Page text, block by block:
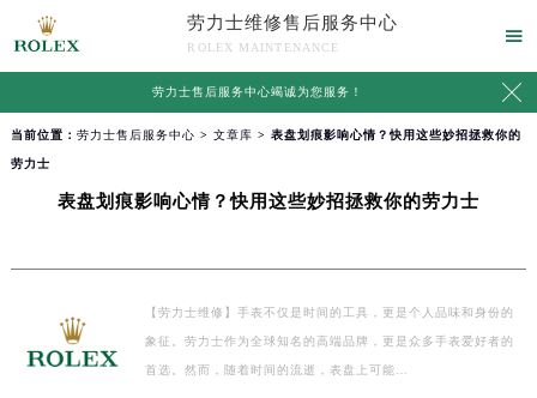
劳力士维修售后服务中心
ROLEX MAINTENANCE

劳力士售后服务中心竭诚为您服务！ 
当前位置： 劳力士售后服务中心 > 文章库 > 表盘划痕影响心情？快用这些妙招拯救你的
劳力士
表盘划痕影响心情？快用这些妙招拯救你的劳力士
【劳力士维修】手表不仅是时间的工具，更是个人品味和身份的
象征。劳力士作为全球知名的高端品牌，更是众多手表爱好者的
首选。然而，随着时间的流逝，表盘上可能…